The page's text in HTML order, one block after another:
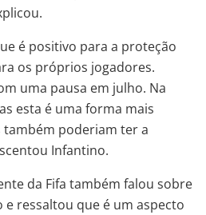
é positivo para a proteção
os próprios jogadores.
uma pausa em julho. Na
esta é uma forma mais
também poderiam ter a
Infantino.
da Fifa também falou sobre
ressaltou que é um aspecto